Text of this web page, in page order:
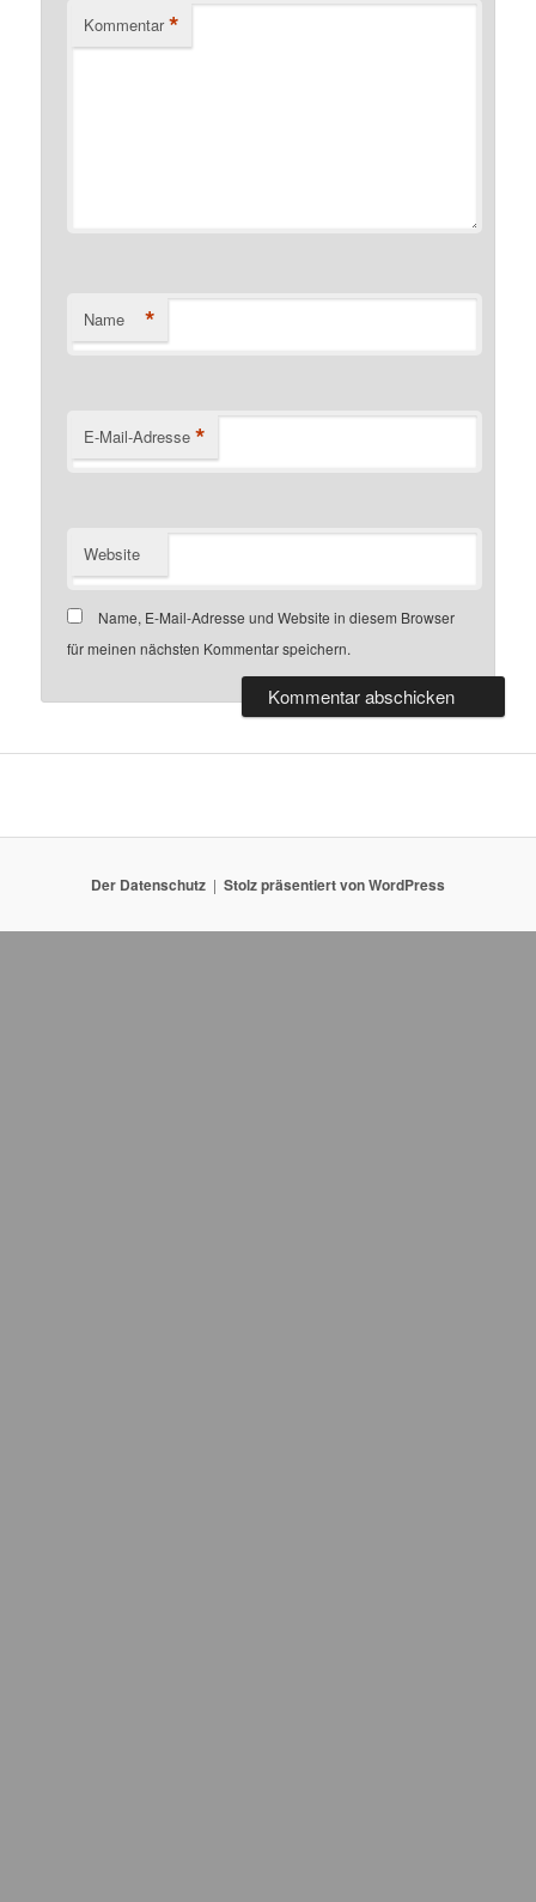
Kommentar *
Name *
E-Mail-Adresse *
Website
Name, E-Mail-Adresse und Website in diesem Browser
für meinen nächsten Kommentar speichern.
Der Datenschutz Stolz präsentiert von WordPress